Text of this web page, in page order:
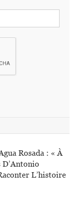
Rosada : « À
L’histoire